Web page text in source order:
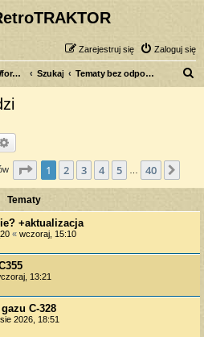
Zaloguj się
Zarejestruj się
retrotraktor.pl/forum Szukaj Tematy bez odpowiedzi
Strona z40
1 2 3 4 5 40
Tematy
+aktualizacja
« wczoraj, 15:10
13:21
C-328
2026, 18:51